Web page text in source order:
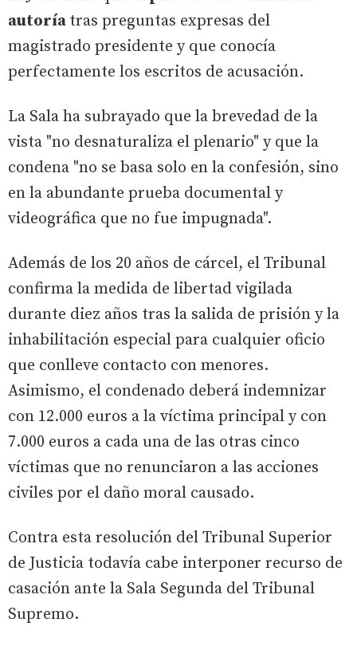
autoría tras preguntas expresas del
magistrado presidente y que conocía
perfectamente los escritos de acusación.
La Sala ha subrayado que la brevedad de la
vista "no desnaturaliza el plenario" y que la
condena "no se basa solo en la confesión, sino
en la abundante prueba documental y
videográfica que no fue impugnada".
Además de los 20 años de cárcel, el Tribunal
confirma la medida de libertad vigilada
durante diez años tras la salida de prisión y la
inhabilitación especial para cualquier oficio
que conlleve contacto con menores.
Asimismo, el condenado deberá indemnizar
con 12.000 euros a la víctima principal y con
7.000 euros a cada una de las otras cinco
víctimas que no renunciaron a las acciones
civiles por el daño moral causado.
Contra esta resolución del Tribunal Superior
de Justicia todavía cabe interponer recurso de
casación ante la Sala Segunda del Tribunal
Supremo.